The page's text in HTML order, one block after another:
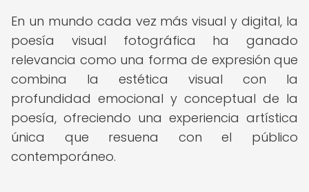
En un mundo cada vez más visual y digital, la
poesía visual fotográfica ha ganado
relevancia como una forma de expresión que
combina la estética visual con la
profundidad emocional y conceptual de la
poesía, ofreciendo una experiencia artística
única que resuena con el público
contemporáneo.